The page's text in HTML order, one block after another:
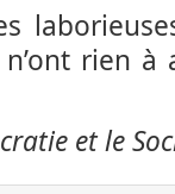
rien
et le